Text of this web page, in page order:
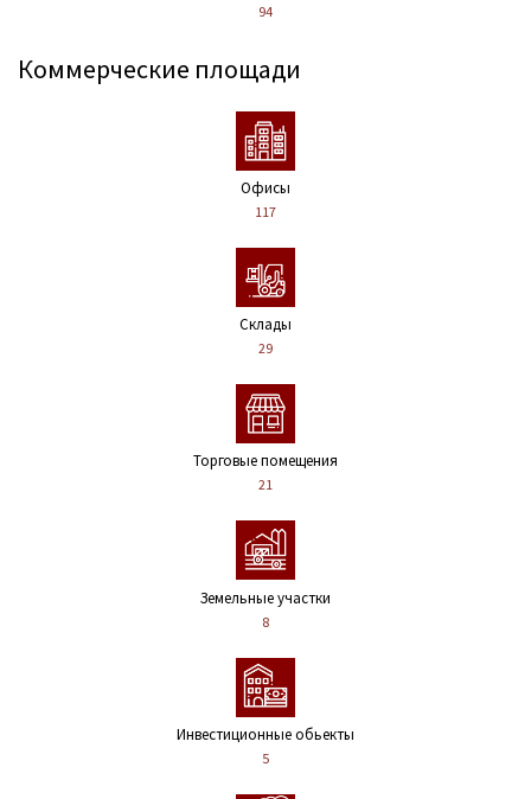
94
Коммерческие площади
Офисы
117
Склады
29
Торговые помещения
21
Земельные участки
8
Инвестиционные обьекты
5